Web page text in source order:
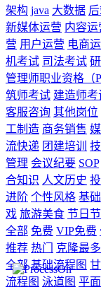
架构 java 大数据
新媒体运营 内容运
营 用户运营 电商
机考试 司法考试
管理师职业资格（
筑师考试 建造师考
客服咨询 其他岗位
工制造 商务销售
流快递 团建培训
管理 会议纪要 SOP
合知识 人文历史
进阶 个性风格 基
戏 旅游美食 节日
全部 免费 VIP免费
推荐 热门 克隆最多
全部 基础流程图
流程图 泳道图 平